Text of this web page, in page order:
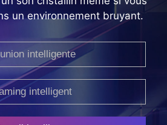
un environnement bruyant.
intelligente
intelligent